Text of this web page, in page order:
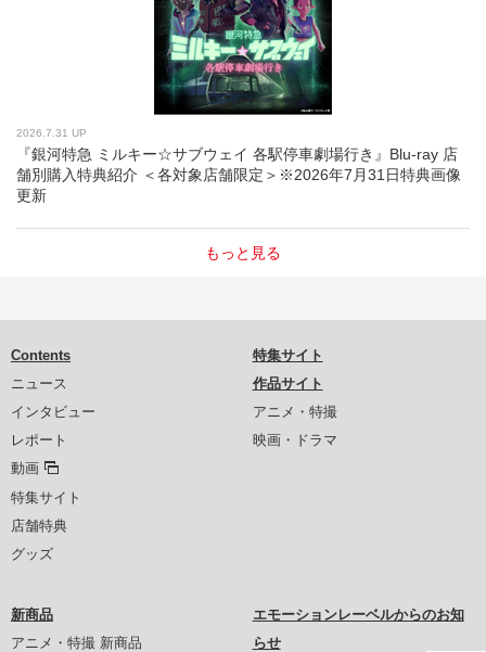
2026.7.31 UP
『銀河特急 ミルキー☆サブウェイ 各駅停車劇場行き』Blu-ray 店
舗別購入特典紹介 ＜各対象店舗限定＞※2026年7月31日特典画像
更新
もっと見る
Contents
ニュース
インタビュー
レポート
動画
特集サイト
店舗特典
グッズ
特集サイト
作品サイト
アニメ・特撮
映画・ドラマ
新商品
アニメ・特撮 新商品
エモーションレーベルからのお知
らせ